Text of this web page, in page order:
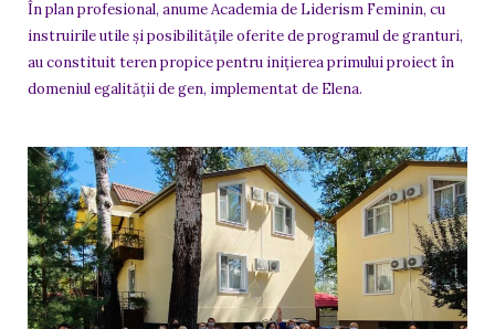
În plan profesional, anume Academia de Liderism Feminin, cu
instruirile utile și posibilitățile oferite de programul de granturi,
au constituit teren propice pentru inițierea primului proiect în
domeniul egalității de gen, implementat de Elena.